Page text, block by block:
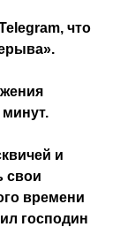
что
и
свои
времени
господин